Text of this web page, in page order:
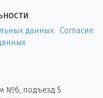
данных
Согласие
№6, подъезд 5